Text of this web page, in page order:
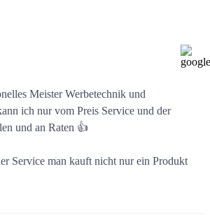
Meister Werbetechnik und
ich nur vom Preis Service und der
und an Raten 👍
Service man kauft nicht nur ein Produkt